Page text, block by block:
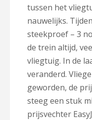
tussen het
nauwelijks.
steekproef – 3
de trein altijd,
vliegtuig. In de
veranderd.
geworden, de
steeg een stuk
prijsvechter